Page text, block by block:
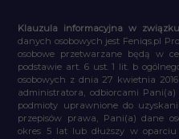
Klauzula informacyjna w
danych osobowych jest Feniqs.pl
osobowe przetwarzane będą w
podstawie art. 6 ust. 1 lit. b
osobowych z dnia 27 kwietnia
administratora, odbiorcami
podmioty uprawnione do
przepisów prawa, Pani(a) dane
okres 5 lat lub dłuższy w